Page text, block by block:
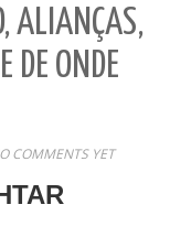
ALIANÇAS,
DE ONDE
COMMENTS YET